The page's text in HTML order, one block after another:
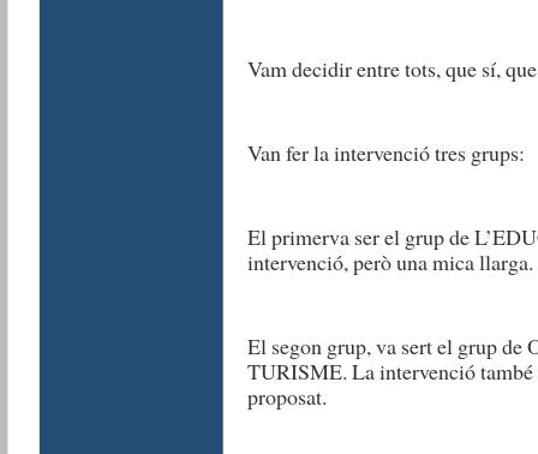
Vam decidir entre tots, que sí,
Van fer la intervenció tres grups:
El primerva ser el grup de
intervenció, però una mica llarga.
El segon grup, va sert el grup
TURISME. La intervenció també
proposat.